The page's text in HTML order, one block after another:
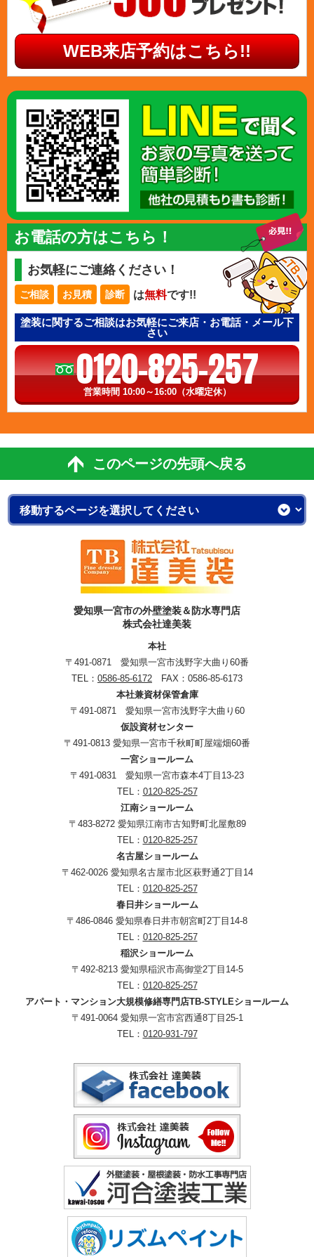
WEB来店予約はこちら!!
お電話の方はこちら！
お気軽にご連絡ください！
ご相談 お見積 診断 は無料です!!
塗装に関するご相談はお気軽にご来店・お電話・メール下
さい
0120-825-257
営業時間 10:00～16:00（水曜定休）
このページの先頭へ戻る
愛知県一宮市の外壁塗装＆防水専門店
株式会社達美装
本社
〒491-0871 愛知県一宮市浅野字大曲り60番
TEL： 0586-85-6172 FAX：0586-85-6173
本社兼資材保管倉庫
〒491-0871 愛知県一宮市浅野字大曲り60
仮設資材センター
〒491-0813 愛知県一宮市千秋町町屋端畑60番
一宮ショールーム
〒491-0831 愛知県一宮市森本4丁目13-23
TEL： 0120-825-257
江南ショールーム
〒483-8272 愛知県江南市古知野町北屋敷89
TEL： 0120-825-257
名古屋ショールーム
〒462-0026 愛知県名古屋市北区萩野通2丁目14
TEL： 0120-825-257
春日井ショールーム
〒486-0846 愛知県春日井市朝宮町2丁目14-8
TEL： 0120-825-257
稲沢ショールーム
〒492-8213 愛知県稲沢市高御堂2丁目14-5
TEL： 0120-825-257
アパート・マンション大規模修繕専門店TB-STYLEショールーム
〒491-0064 愛知県一宮市宮西通8丁目25-1
TEL： 0120-931-797